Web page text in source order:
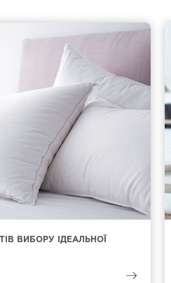
ВИБОРУ ІДЕАЛЬНОЇ